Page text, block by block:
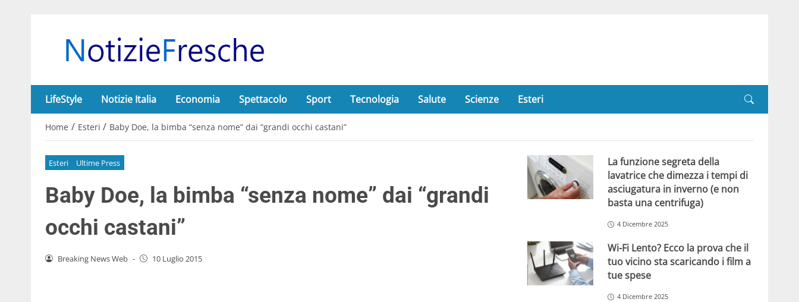
LifeStyle Notizie Italia Economia Spettacolo Sport Tecnologia Salute Scienze Esteri
Home / Esteri / Baby Doe, la bimba “senza nome” dai “grandi occhi castani”
Esteri Ultime Press
Baby Doe, la bimba “senza nome” dai “grandi
occhi castani”
Breaking News Web - 10 Luglio 2015
La funzione segreta della
lavatrice che dimezza i tempi di
asciugatura in inverno (e non
basta una centrifuga)
4 Dicembre 2025
Wi-Fi Lento? Ecco la prova che il
tuo vicino sta scaricando i film a
tue spese
4 Dicembre 2025